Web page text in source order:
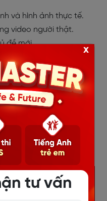
và hình ảnh thực tế.
video người thật.
đề mới.
còn hạn chế.
miễn phí.
tư vấn
x